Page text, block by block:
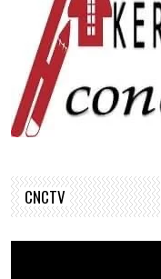
CNCTV